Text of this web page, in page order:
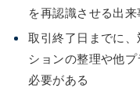
を再認識させる出来
取引終了日までに
ションの整理や他
必要がある